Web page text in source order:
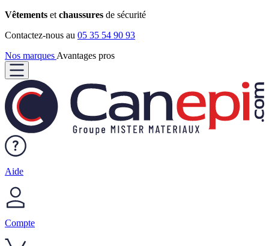
Vêtements et chaussures de sécurité
Contactez-nous au 05 35 54 90 93
Nos marques Avantages pros
Aide
Compte